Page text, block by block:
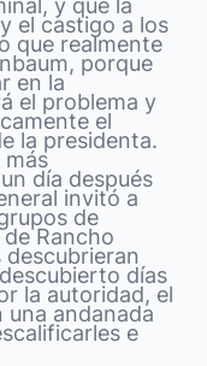
el castigo a los
que realmente
porque
en la
el problema y
el
la presidenta.
más
día después
invitó a
de
Rancho
días
la autoridad, el
andanada
e